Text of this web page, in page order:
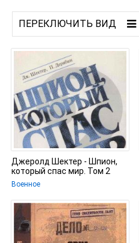
Джеролд Шектер - Шпион,
который спас мир. Том 2
Военное